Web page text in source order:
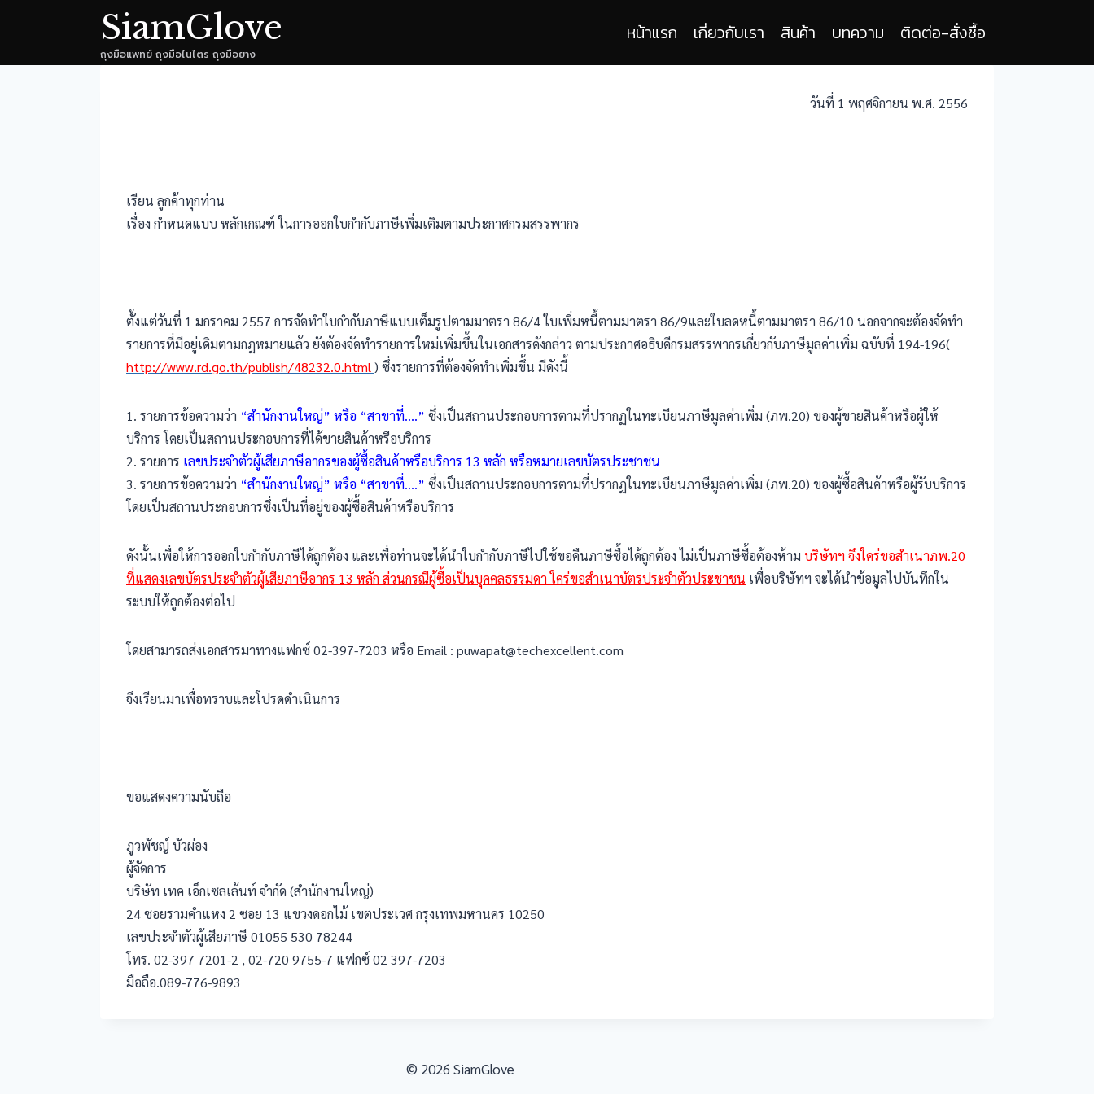
SiamGlove
ถุงมือแพทย์ ถุงมือไนไตร ถุงมือยาง
หน้าแรก เกี่ยวกับเรา สินค้า บทความ ติดต่อ-สั่งซื้อ
วันที่ 1 พฤศจิกายน พ.ศ. 2556
เรียน ลูกค้าทุกท่าน
เรื่อง กำหนดแบบ หลักเกณฑ์ ในการออกใบกำกับภาษีเพิ่มเติมตามประกาศกรมสรรพากร
ตั้งแต่วันที่ 1 มกราคม 2557 การจัดทำใบกำกับภาษีแบบเต็มรูปตามมาตรา 86/4 ใบเพิ่มหนี้ตามมาตรา 86/9และใบลดหนี้ตามมาตรา 86/10 นอกจากจะต้องจัดทำ
รายการที่มีอยู่เดิมตามกฎหมายแล้ว ยังต้องจัดทำรายการใหม่เพิ่มขึ้นในเอกสารดังกล่าว ตามประกาศอธิบดีกรมสรรพากรเกี่ยวกับภาษีมูลค่าเพิ่ม ฉบับที่ 194-196(
http://www.rd.go.th/publish/48232.0.html ) ซึ่งรายการที่ต้องจัดทำเพิ่มขึ้น มีดังนี้
1. รายการข้อความว่า “สำนักงานใหญ่” หรือ “สาขาที่….” ซึ่งเป็นสถานประกอบการตามที่ปรากฏในทะเบียนภาษีมูลค่าเพิ่ม (ภพ.20) ของผู้ขายสินค้าหรือผู้ให้
บริการ โดยเป็นสถานประกอบการที่ได้ขายสินค้าหรือบริการ
2. รายการ เลขประจำตัวผู้เสียภาษีอากรของผู้ซื้อสินค้าหรือบริการ 13 หลัก หรือหมายเลขบัตรประชาชน
3. รายการข้อความว่า “สำนักงานใหญ่” หรือ “สาขาที่….” ซึ่งเป็นสถานประกอบการตามที่ปรากฏในทะเบียนภาษีมูลค่าเพิ่ม (ภพ.20) ของผู้ซื้อสินค้าหรือผู้รับบริการ
โดยเป็นสถานประกอบการซึ่งเป็นที่อยู่ของผู้ซื้อสินค้าหรือบริการ
ดังนั้นเพื่อให้การออกใบกำกับภาษีได้ถูกต้อง และเพื่อท่านจะได้นำใบกำกับภาษีไปใช้ขอคืนภาษีซื้อได้ถูกต้อง ไม่เป็นภาษีซื้อต้องห้าม บริษัทฯ จึงใคร่ขอสำเนาภพ.20
ที่แสดงเลขบัตรประจำตัวผู้เสียภาษีอากร 13 หลัก ส่วนกรณีผู้ซื้อเป็นบุคคลธรรมดา ใคร่ขอสำเนาบัตรประจำตัวประชาชน เพื่อบริษัทฯ จะได้นำข้อมูลไปบันทึกใน
ระบบให้ถูกต้องต่อไป
โดยสามารถส่งเอกสารมาทางแฟกซ์ 02-397-7203 หรือ Email : puwapat@techexcellent.com
จึงเรียนมาเพื่อทราบและโปรดดำเนินการ
ขอแสดงความนับถือ
ภูวพัชญ์ บัวผ่อง
ผู้จัดการ
บริษัท เทค เอ็กเซลเล้นท์ จำกัด (สำนักงานใหญ่)
24 ซอยรามคำแหง 2 ซอย 13 แขวงดอกไม้ เขตประเวศ กรุงเทพมหานคร 10250
เลขประจำตัวผู้เสียภาษี 01055 530 78244
โทร. 02-397 7201-2 , 02-720 9755-7 แฟกซ์ 02 397-7203
มือถือ.089-776-9893
© 2026 SiamGlove